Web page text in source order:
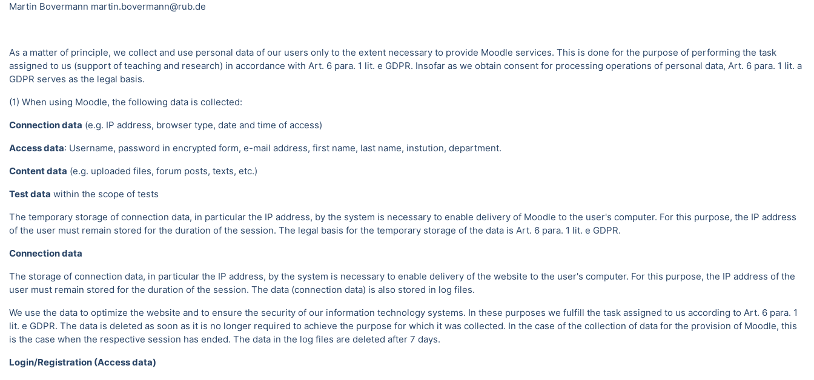
Martin Bovermann martin.bovermann@rub.de
As a matter of principle, we collect and use personal data of our users only to the extent necessary to provide Moodle services. This is done for the purpose of performing the task
assigned to us (support of teaching and research) in accordance with Art. 6 para. 1 lit. e GDPR. Insofar as we obtain consent for processing operations of personal data, Art. 6 para. 1 lit. a
GDPR serves as the legal basis.
(1) When using Moodle, the following data is collected:
Connection data (e.g. IP address, browser type, date and time of access)
Access data: Username, password in encrypted form, e-mail address, first name, last name, instution, department.
Content data (e.g. uploaded files, forum posts, texts, etc.)
Test data within the scope of tests
The temporary storage of connection data, in particular the IP address, by the system is necessary to enable delivery of Moodle to the user's computer. For this purpose, the IP address
of the user must remain stored for the duration of the session. The legal basis for the temporary storage of the data is Art. 6 para. 1 lit. e GDPR.
Connection data
The storage of connection data, in particular the IP address, by the system is necessary to enable delivery of the website to the user's computer. For this purpose, the IP address of the
user must remain stored for the duration of the session. The data (connection data) is also stored in log files.
We use the data to optimize the website and to ensure the security of our information technology systems. In these purposes we fulfill the task assigned to us according to Art. 6 para. 1
lit. e GDPR. The data is deleted as soon as it is no longer required to achieve the purpose for which it was collected. In the case of the collection of data for the provision of Moodle, this
is the case when the respective session has ended. The data in the log files are deleted after 7 days.
Login/Registration (Access data)